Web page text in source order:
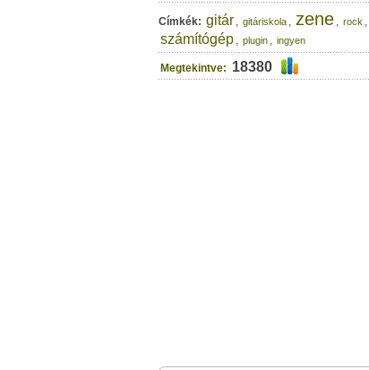
Címkék: gitár , gitáriskola , zene , rock ,
számítógép , plugin , ingyen
Megtekintve: 18380